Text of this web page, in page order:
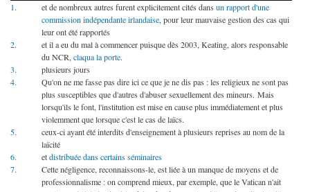
1. et de nombreux autres furent explicitement cités dansun rapport d'une
commission indépendante irlandaise, pour leur mauvaise gestion des cas qui
leur ont été rapportés
2.
et il a eu du mal à commencer puisque dès 2003, Keating, alors responsable
du NCR,claqua la porte.
3.
plusieurs jours
4.
Qu'on ne me fasse pas dire ici ce que je ne dis pas : les religieux ne sont pas
plus susceptibles que d'autres d'abuser sexuellement des mineurs. Mais
lorsqu'ils le font, l'institution est mise en cause plus immédiatement et plus
violemment que lorsque c'est le cas de laïcs.
5.
ceux-ci ayant été interdits d'enseignement à plusieurs reprises au nom de la
laïcité
6.
etdistribuée dans certains séminaires
7.
Cette négligence, reconnaissons-le, est liée à un manque de moyens et de
professionnalisme : on comprend mieux, par exemple, que le Vatican n'ait